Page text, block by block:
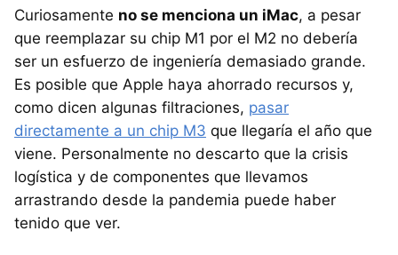
Curiosamente no se menciona un iMac, a pesar
que reemplazar su chip M1 por el M2 no debería
ser un esfuerzo de ingeniería demasiado grande.
Es posible que Apple haya ahorrado recursos y,
como dicen algunas filtraciones, pasar
directamente a un chip M3 que llegaría el año que
viene. Personalmente no descarto que la crisis
logística y de componentes que llevamos
arrastrando desde la pandemia puede haber
tenido que ver.